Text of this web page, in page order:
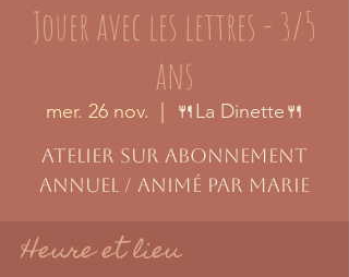
Jouer avec les lettres - 3/5
ans
mer. 26 nov. 🍴La Dinette🍴
Atelier sur abonnement
Heure et lieu